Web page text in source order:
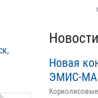
Новости
Новая
ЭМИС-